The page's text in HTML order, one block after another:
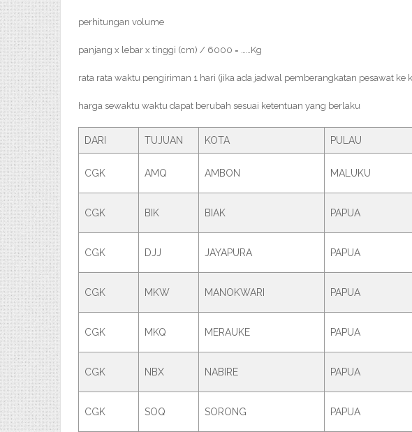
perhitungan volume
panjang x lebar x tinggi (cm) / 6000 = ……Kg
rata rata waktu pengiriman 1 hari (jika ada jadwal pemberangkatan pesawat ke
harga sewaktu waktu dapat berubah sesuai ketentuan yang berlaku
DARI TUJUAN KOTA PULAU
CGK AMQ AMBON MALUKU
CGK BIK BIAK PAPUA
CGK DJJ JAYAPURA PAPUA
CGK MKW MANOKWARI PAPUA
CGK MKQ MERAUKE PAPUA
CGK NBX NABIRE PAPUA
CGK SOQ SORONG PAPUA